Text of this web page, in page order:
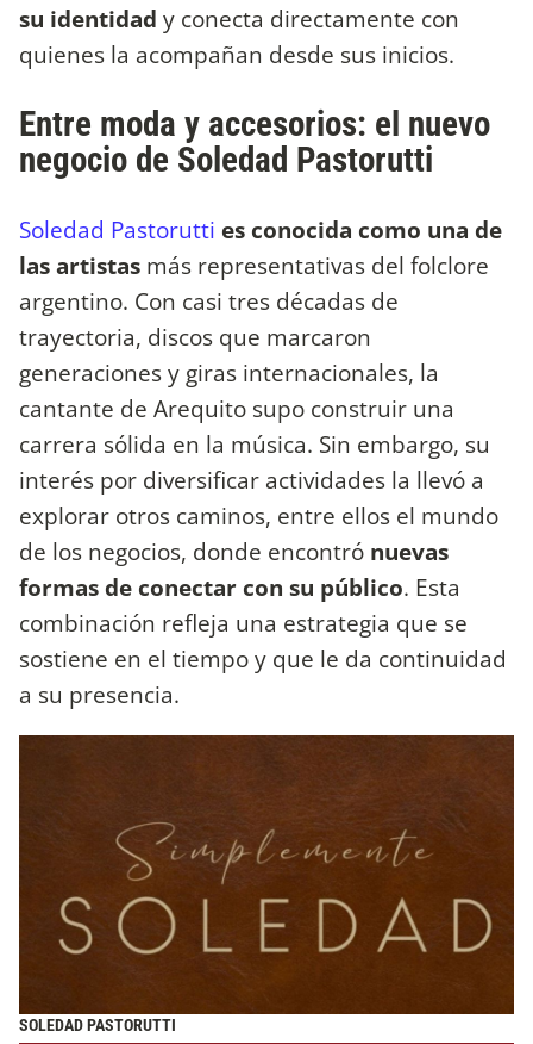
su identidad y conecta directamente con
quienes la acompañan desde sus inicios.
Entre moda y accesorios: el nuevo
negocio de Soledad Pastorutti
Soledad Pastorutti es conocida como una de
las artistas más representativas del folclore
argentino. Con casi tres décadas de
trayectoria, discos que marcaron
generaciones y giras internacionales, la
cantante de Arequito supo construir una
carrera sólida en la música. Sin embargo, su
interés por diversificar actividades la llevó a
explorar otros caminos, entre ellos el mundo
de los negocios, donde encontró nuevas
formas de conectar con su público. Esta
combinación refleja una estrategia que se
sostiene en el tiempo y que le da continuidad
a su presencia.
SOLEDAD PASTORUTTI